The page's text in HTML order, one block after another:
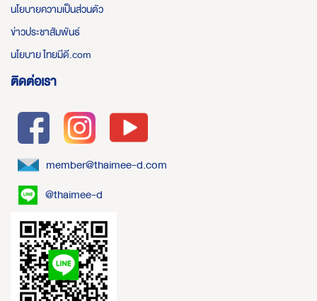
นโยบายความเป็นส่วนตัว
ข่าวประชาสัมพันธ์
นโยบาย ไทยมีดี.com
ติดต่อเรา
member@thaimee-d.com
@thaimee-d